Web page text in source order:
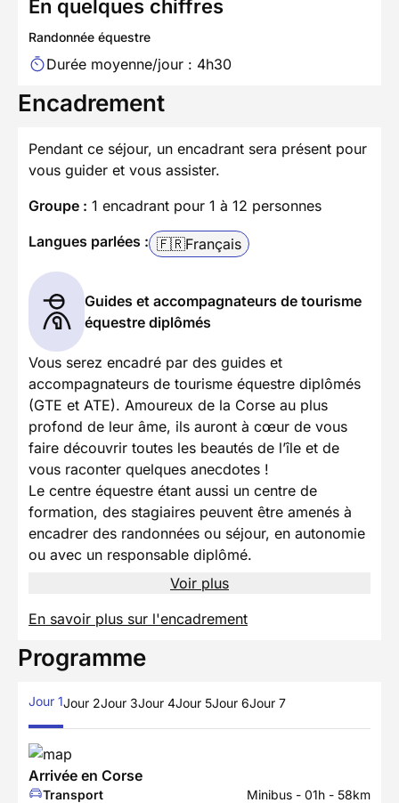
En quelques chiffres
Randonnée équestre
Durée moyenne/jour : 4h30
Encadrement
Pendant ce séjour, un encadrant sera présent pour
vous guider et vous assister.
Groupe : 1 encadrant pour 1 à 12 personnes
Langues parlées : 🇫🇷Français
Guides et accompagnateurs de tourisme
équestre diplômés
Vous serez encadré par des guides et
accompagnateurs de tourisme équestre diplômés
(GTE et ATE). Amoureux de la Corse au plus
profond de leur âme, ils auront à cœur de vous
faire découvrir toutes les beautés de l’île et de
vous raconter quelques anecdotes !
Le centre équestre étant aussi un centre de
formation, des stagiaires peuvent être amenés à
encadrer des randonnées ou séjour, en autonomie
ou avec un responsable diplômé.
Voir plus
En savoir plus sur l'encadrement
Programme
Jour 1Jour 2Jour 3Jour 4Jour 5Jour 6Jour 7
Arrivée en Corse
Transport
Minibus - 01h - 58km